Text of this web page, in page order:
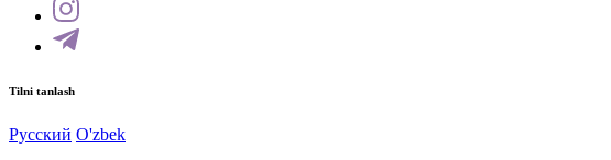
Tilni tanlash
Русский O'zbek